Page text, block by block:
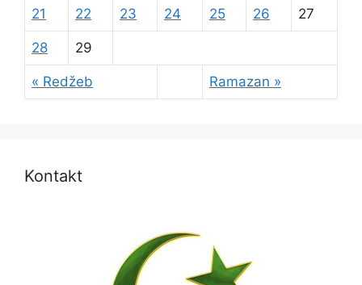
« Redžeb Ramazan »
21 22 23 24 25 26 27
28 29
Kontakt